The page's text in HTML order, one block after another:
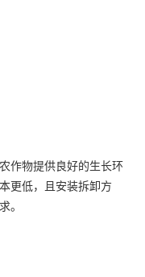
作物提供良好的生长环
更低，且安装拆卸方
。